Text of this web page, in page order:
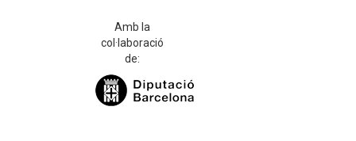
Amb la
col·laboració
de: